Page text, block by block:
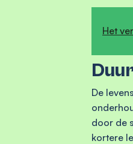
Het
De
door de
kortere